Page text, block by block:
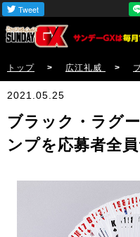
トップ > 広江礼威 >
2021.05.25
ブラック・ラグ
ンプを応募者全